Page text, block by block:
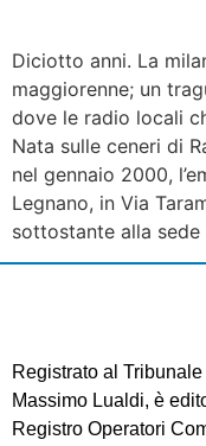
Diciotto anni. La
maggiorenne; un
dove le radio locali
Nata sulle ceneri di
nel gennaio 2000,
Legnano, in Via
sottostante alla
Registrato al
Massimo Lualdi, è
Registro Operatori